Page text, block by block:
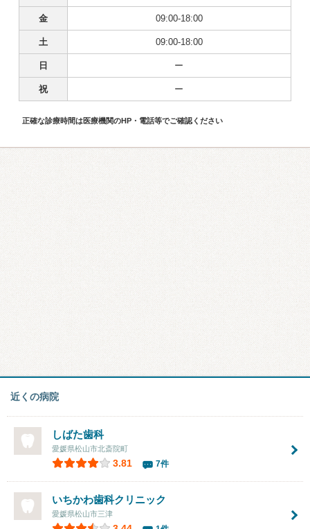
金 09:00-18:00
土 09:00-18:00
日 ー
祝 ー
正確な診療時間は医療機関のHP・電話等でご確認ください
近くの病院
しばた歯科
愛媛県松山市北斎院町
3.81 7件
いちかわ歯科クリニック
愛媛県松山市三津